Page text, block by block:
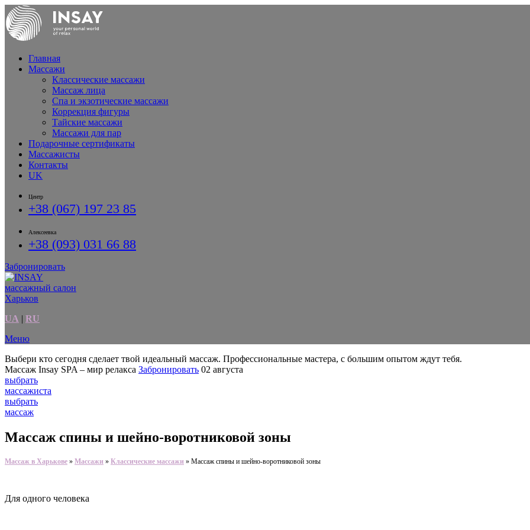
Главная
Массажи
Классические массажи
Массаж лица
Спа и экзотические массажи
Коррекция фигуры
Тайские массажи
Массажи для пар
Подарочные сертификаты
Массажисты
Контакты
UK
Центр
+38 (067) 197 23 85
Алексеевка
+38 (093) 031 66 88
Забронировать
UA | RU
Меню
Выбери кто сегодня сделает твой идеальный массаж. Профессиональные мастера, с большим опытом ждут тебя.
Массаж Insay SPA – мир релакса Забронировать 02 августа
выбрать
массажиста
выбрать
массаж
Массаж спины и шейно-воротниковой зоны
Массаж в Харькове » Массажи » Классические массажи » Массаж спины и шейно-воротниковой зоны
Для одного человека